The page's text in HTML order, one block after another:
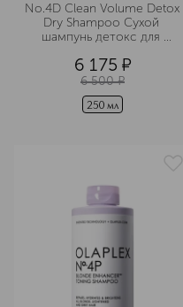
No.4D Clean Volume Detox
Dry Shampoo Сухой
шампунь детокс для
6 175 ¤
6 500 ¤
250 мл